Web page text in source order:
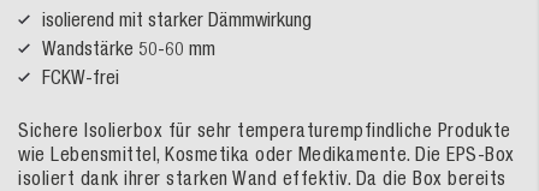
isolierend mit starker Dämmwirkung
Wandstärke 50-60 mm
FCKW-frei
Sichere Isolierbox für sehr temperaturempfindliche Produkte
wie Lebensmittel, Kosmetika oder Medikamente. Die EPS-Box
isoliert dank ihrer starken Wand effektiv. Da die Box bereits